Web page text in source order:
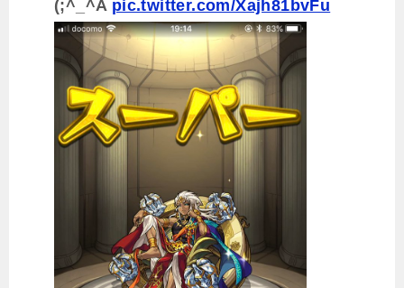
(;^_^A pic.twitter.com/Xajh81bvFu